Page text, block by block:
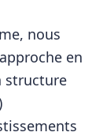
, nous
en
structure